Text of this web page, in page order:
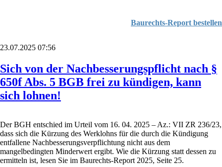
Baurechts-Report bestellen
23.07.2025 07:56
Sich von der Nachbesserungspflicht nach §
650f Abs. 5 BGB frei zu kündigen, kann
sich lohnen!
Der BGH entschied im Urteil vom 16. 04. 2025 – Az.: VII ZR 236/23,
dass sich die Kürzung des Werklohns für die durch die Kündigung
entfallene Nachbesserungsverpflichtung nicht aus dem
mangelbedingten Minderwert ergibt. Wie die Kürzung statt dessen zu
ermitteln ist, lesen Sie im Baurechts-Report 2025, Seite 25.